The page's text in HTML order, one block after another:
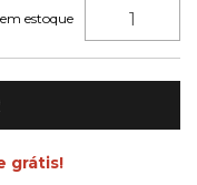
em estoque
grátis!